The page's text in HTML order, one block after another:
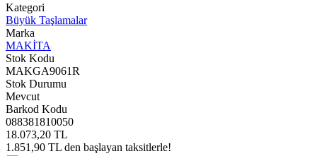
Kategori
Büyük Taşlamalar
Marka
MAKİTA
Stok Kodu
MAKGA9061R
Stok Durumu
Mevcut
Barkod Kodu
088381810050
18.073,20 TL
1.851,90 TL den başlayan taksitlerle!